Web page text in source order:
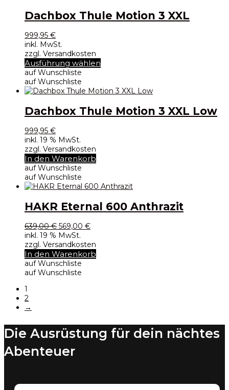
auf.
Die
der
Produktseite
werden
Dachbox Thule Motion 3 XXL
999,95 €
inkl. MwSt.
zzgl. Versandkosten
Ausführung wählen
mehrere
auf.
Die
werden
auf Wunschliste
auf Wunschliste
Dachbox Thule Motion 3 XXL Low
999,95 €
inkl. 19 % MwSt.
zzgl. Versandkosten
In den Warenkorb
auf Wunschliste
auf Wunschliste
HAKR Eternal 600 Anthrazit
639,00€ Ursprünglicher
Preis
war:
639,00 €
569,00 €Aktueller
ist:
569,00 €.
inkl. 19 % MwSt.
zzgl. Versandkosten
In den Warenkorb
auf Wunschliste
auf Wunschliste
1
2
→
Die Ausrüstung für dein nächtes
Abenteuer